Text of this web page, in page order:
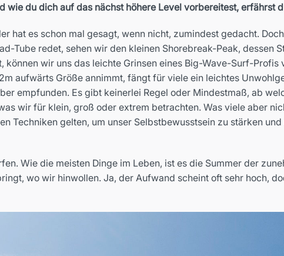
wie du dich auf das nächst höhere Level vorbereitest, erfährst
hat es schon mal gesagt, wenn nicht, zumindest gedacht.
Tube redet, sehen wir den kleinen Shorebreak-Peak, dessen
können wir uns das leichte Grinsen eines Big-Wave-Surf-
aufwärts Größe annimmt, fängt für viele ein leichtes
empfunden. Es gibt keinerlei Regel oder Mindestmaß, ab
wir für klein, groß oder extrem betrachten. Was viele aber
Techniken gelten, um unser Selbstbewusstsein zu stärken
Wie die meisten Dinge im Leben, ist es die Summer der
wo wir hinwollen. Ja, der Aufwand scheint oft sehr hoch,